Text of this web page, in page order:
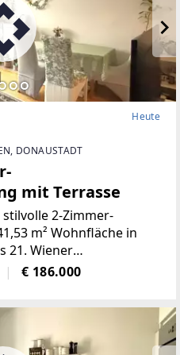
Heute
DONAUSTADT
mit Terrasse
2-Zimmer-
m² Wohnfläche in
21. Wiener
fertiggestellte Wohnung
Raumaufteilung, hellen
€ 186.000